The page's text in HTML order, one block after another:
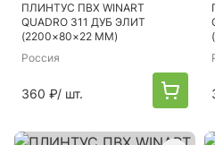
ПЛИНТУС ПВХ WINART
QUADRO 311 ДУБ ЭЛИТ
(2200×80×22 ММ)
Россия
360 ₽/ шт.